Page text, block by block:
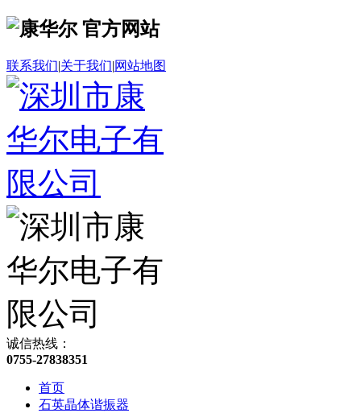
联系我们|关于我们|网站地图
诚信热线：
0755-27838351
首页
石英晶体谐振器